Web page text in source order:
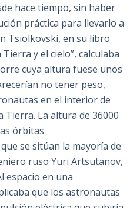
hace tiempo, sin haber
práctica para llevarlo a
Tsiolkovski, en su libro
y el cielo”, calculaba
cuya altura fuese unos
no tener peso,
en el interior de
La altura de 36000
órbitas
se sitúan la mayoría de
ruso Yuri Artsutanov,
espacio en una
que los astronautas